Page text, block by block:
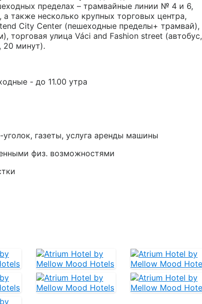
пределах – трамвайные линии № 4 и 6,
также несколько крупных торговых центра,
City Center (пешеходные пределы+ трамвай),
торговая улица Váci and Fashion street (автобус,
20 минут).
- до 11.00 утра
газеты, услуга аренды машины
физ. возможностями